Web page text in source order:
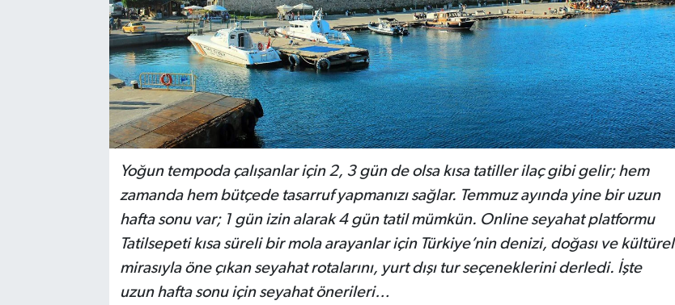
Yoğun tempoda çalışanlar için 2, 3 gün de olsa kısa tatiller ilaç gibi gelir; hem
zamanda hem bütçede tasarruf yapmanızı sağlar. Temmuz ayında yine bir uzun
hafta sonu var; 1 gün izin alarak 4 gün tatil mümkün. Online seyahat platformu
Tatilsepeti kısa süreli bir mola arayanlar için Türkiye’nin denizi, doğası ve kültürel
mirasıyla öne çıkan seyahat rotalarını, yurt dışı tur seçeneklerini derledi. İşte
uzun hafta sonu için seyahat önerileri…